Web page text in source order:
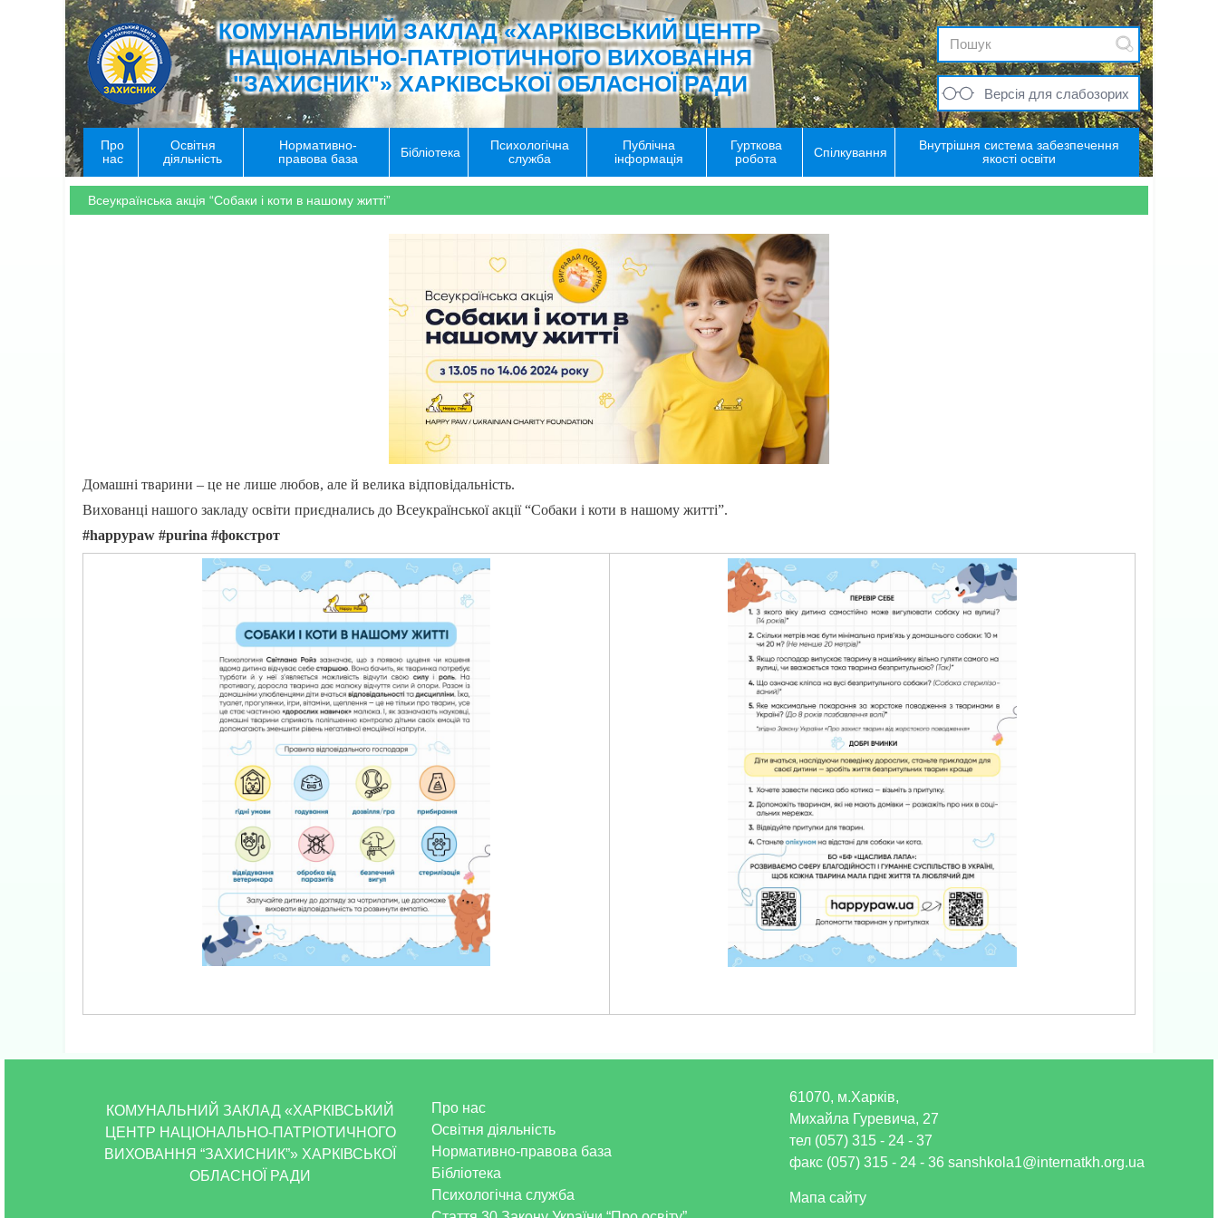
КОМУНАЛЬНИЙ ЗАКЛАД «ХАРКІВСЬКИЙ ЦЕНТР
НАЦІОНАЛЬНО-ПАТРІОТИЧНОГО ВИХОВАННЯ
"ЗАХИСНИК"» ХАРКІВСЬКОЇ ОБЛАСНОЇ РАДИ
Версія для слабозорих
Про
нас
Освітня
діяльність
Нормативно-
правова база
Бібліотека
Психологічна
служба
Публічна
інформація
Гурткова
робота
Спілкування
Внутрішня система забезпечення
якості освіти
Всеукраїнська акція “Собаки і коти в нашому житті”
Домашні тварини – це не лише любов, але й велика відповідальність.
Вихованці нашого закладу освіти приєднались до Всеукраїнської акції “Собаки і коти в нашому житті”.
#happypaw #purina #фокстрот
КОМУНАЛЬНИЙ ЗАКЛАД «ХАРКІВСЬКИЙ
ЦЕНТР НАЦІОНАЛЬНО-ПАТРІОТИЧНОГО
ВИХОВАННЯ “ЗАХИСНИК”» ХАРКІВСЬКОЇ
ОБЛАСНОЇ РАДИ
Про нас
Освітня діяльність
Нормативно-правова база
Бібліотека
Психологічна служба
61070, м.Харків,
Михайла Гуревича, 27
тел (057) 315 - 24 - 37
факс (057) 315 - 24 - 36 sanshkola1@internatkh.org.ua
Мапа сайту